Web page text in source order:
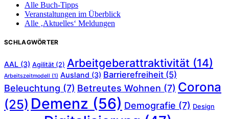
Alle Buch-Tipps
Veranstaltungen im Überblick
Alle ‚Aktuelles‘ Meldungen
SCHLAGWÖRTER
AAL (3) Agilität (2) Arbeitgeberattraktivität (14)
Arbeitszeitmodell (1) Ausland (3) Barrierefreiheit (5)
Beleuchtung (7) Betreutes Wohnen (7) Corona
(25) Demenz (56) Demografie (7) Design